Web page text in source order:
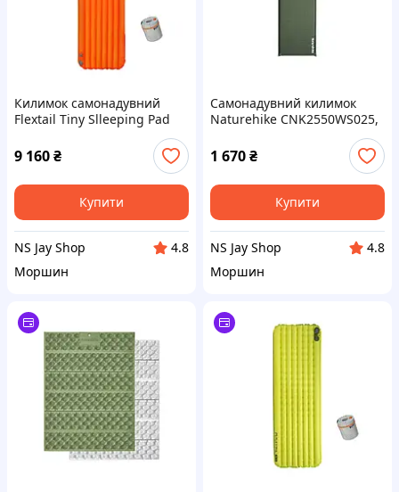
Килимок самонадувний
Flextail Tiny Slleeping Pad
R05 AVS, розмір L (196 х 55 х
7 см), помаранчевий
9 160₴
Купити
NS Jay Shop
4.8
Моршин
Самонадувний килимок
Naturehike CNK2550WS025,
1 670₴
Купити
NS Jay Shop
4.8
Моршин